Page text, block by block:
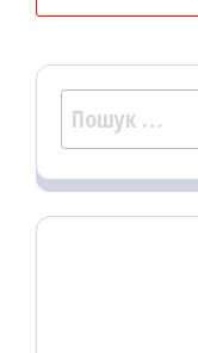
Пошук: